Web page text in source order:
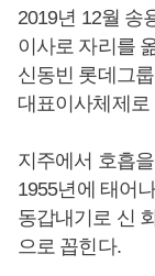
2019년 12월 송
이사로 자리를
신동빈 롯데그
대표이사체제로
지주에서 호흡
1955년에 태어
동갑내기로 신
으로 꼽힌다.